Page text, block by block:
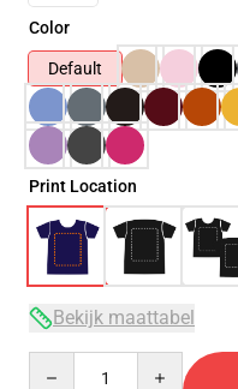
Color
Default
Print Location
Bekijk maattabel